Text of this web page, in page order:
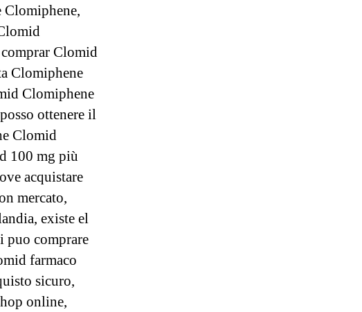
Clomid
Clomiphene
Clomiphene
ottenere il
Clomid
100 mg più
acquistare
mercato,
existe el
puo comprare
farmaco
sicuro,
online,